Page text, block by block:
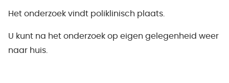
Het onderzoek vindt poliklinisch plaats.
U kunt na het onderzoek op eigen gelegenheid weer
naar huis.